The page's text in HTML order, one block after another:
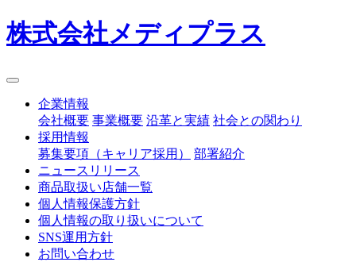
株式会社メディプラス
企業情報
会社概要 事業概要 沿革と実績 社会との関わり
採用情報
募集要項（キャリア採用）
部署紹介
ニュースリリース
商品取扱い店舗一覧
個人情報保護方針
個人情報の取り扱いについて
SNS運用方針
お問い合わせ